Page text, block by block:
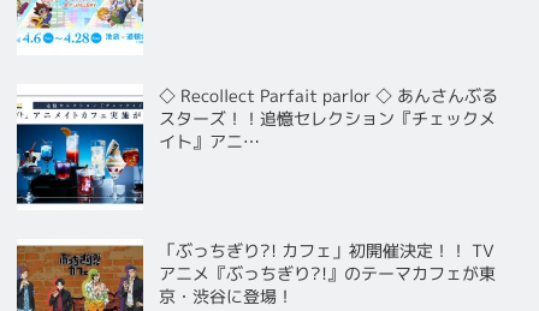
◇ Recollect Parfait parlor ◇ あんさんぶる
スターズ！！追憶セレクション『チェックメ
イト』アニ…
「ぶっちぎり?! カフェ」初開催決定！！ TV
アニメ『ぶっちぎり?!』のテーマカフェが東
京・渋谷に登場！